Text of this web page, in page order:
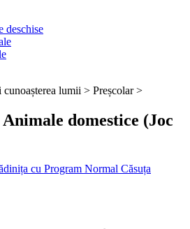
deschise
lumii > Preșcolar >
domestice (Joc
cu Program Normal Căsuța